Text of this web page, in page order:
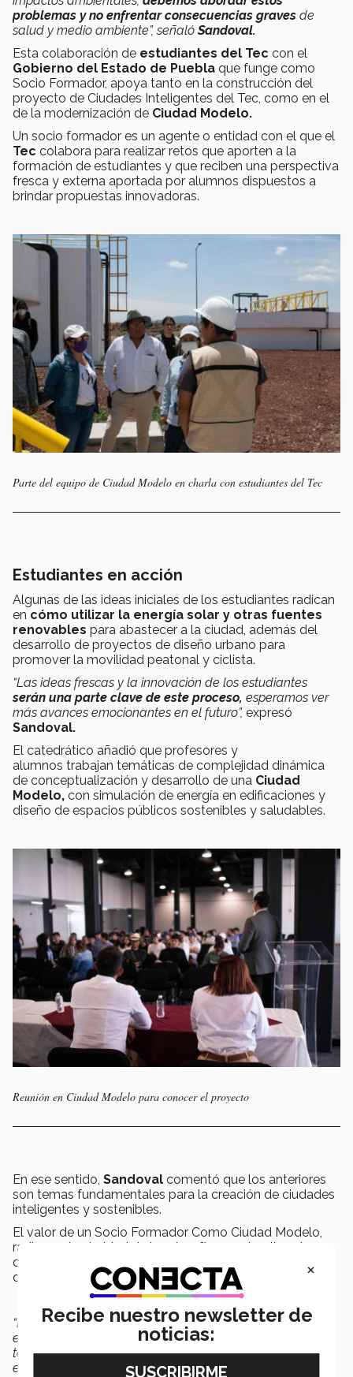
problemas y no enfrentar consecuencias graves de
salud y medio ambiente”, señalóSandoval.
Esta colaboración de estudiantes del Tec con el
Gobierno del Estado de Puebla que funge como
Socio Formador, apoya tanto en la construcción del
proyecto de Ciudades Inteligentes del Tec, como en el
de la modernización de Ciudad Modelo.
Un socio formador es un agente o entidad con el que el
Tec colabora para realizar retos que aporten a la
formación de estudiantes y que reciben una perspectiva
fresca y externa aportada por alumnos dispuestos a
brindar propuestas innovadoras.
Parte del equipo de Ciudad Modelo en charla con estudiantes del Tec
Estudiantes en acción
Algunas de las ideas iniciales de los estudiantes radican
en cómo utilizar la energía solar y otras fuentes
renovables para abastecer a la ciudad, además del
desarrollo de proyectos de diseño urbano para
promover la movilidad peatonal y ciclista.
“Las ideas frescas y la innovación de los estudiantes
serán una parte clave de este proceso, esperamos ver
más avances emocionantes en el futuro”, expresó
Sandoval.
El catedrático añadió que profesores y
alumnos trabajan temáticas de complejidad dinámica
de conceptualización y desarrollo de una Ciudad
Modelo, con simulación de energía en edificaciones y
diseño de espacios públicos sostenibles y saludables.
Reunión en Ciudad Modelo para conocer el proyecto
En ese sentido, Sandoval comentó que los anteriores
son temas fundamentales para la creación de ciudades
inteligentes y sostenibles.
El valor de un Socio Formador Como Ciudad Modelo,
radica en la claridad de los desafíos que implica el
diseño inteligente de Ciudades y la complejidad
dinámica, asociada.
“La complejidad dinámica se refiere al modelaje y
entendimiento de sistemas urbanos a gran escala,
teniendo en cuenta las interacciones entre diferentes
elementos, como movilidad, energía y uso del suelo”.
×
Recibe nuestro newsletter de
noticias: